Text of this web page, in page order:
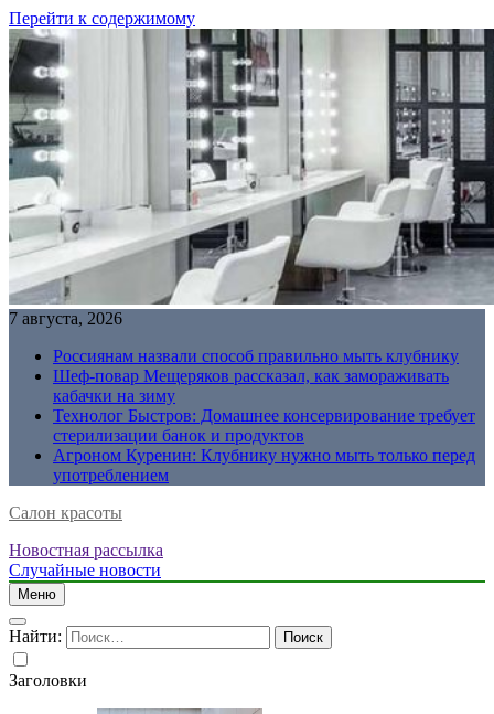
Перейти к содержимому
7 августа, 2026
Россиянам назвали способ правильно мыть клубнику
Шеф-повар Мещеряков рассказал, как замораживать
кабачки на зиму
Технолог Быстров: Домашнее консервирование требует
стерилизации банок и продуктов
Агроном Куренин: Клубнику нужно мыть только перед
употреблением
Салон красоты
Новостная рассылка
Случайные новости
Меню
Найти:
Заголовки